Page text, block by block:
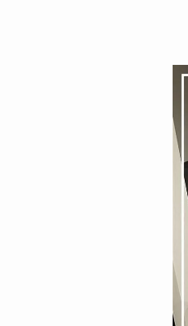
シンプル
キッチンハウス / kitchenhouse